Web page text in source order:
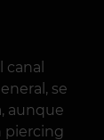
se
aunque
piercing